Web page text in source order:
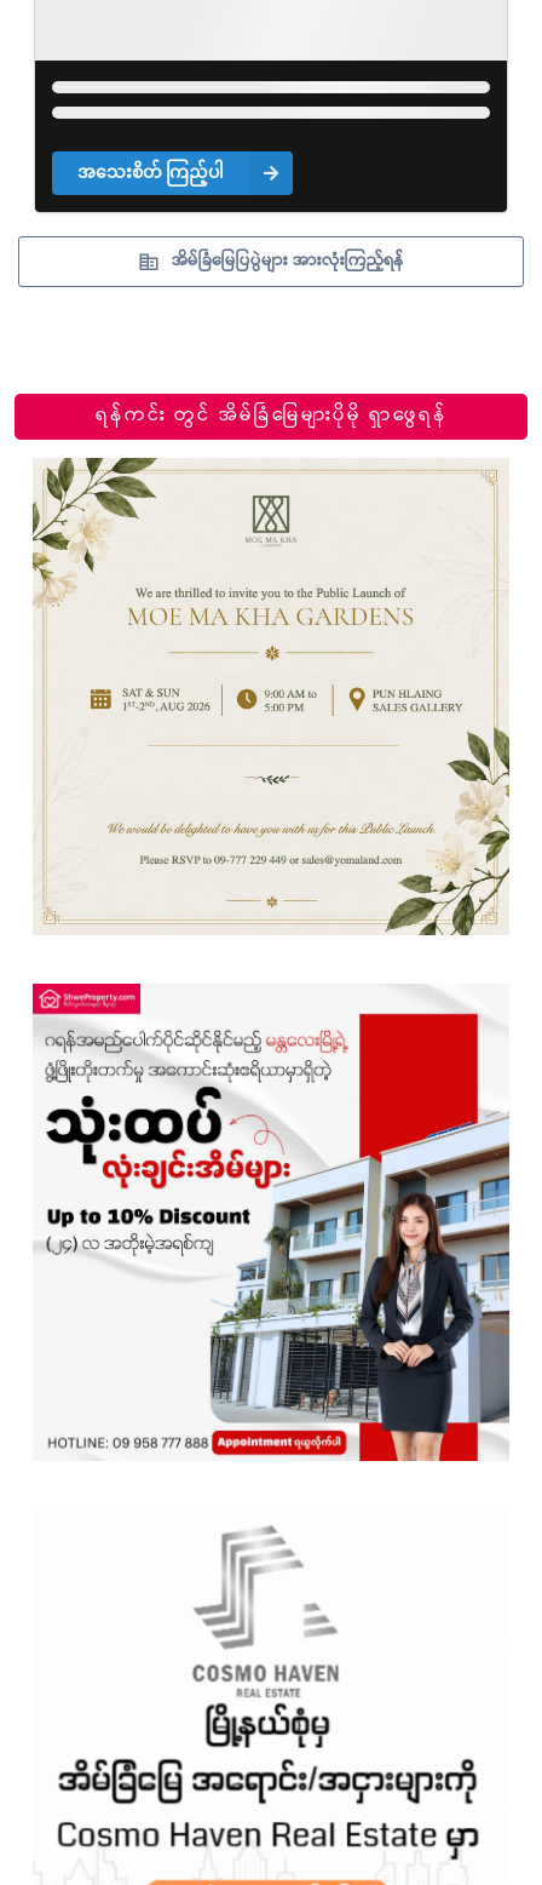
အသေးစိတ် ကြည့်ပါ
အိမ်ခြံမြေပြပွဲများ အားလုံးကြည့်ရန်
ရန်ကင်း တွင် အိမ်ခြံမြေများပိုမို ရှာဖွေရန်